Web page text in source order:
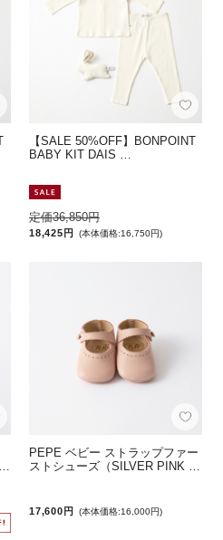
【SALE 50%OFF】BONPOINT
BABY KIT DAIS …
定価36,850円
18,425円 (本体価格:16,750円)
…
PEPE ベビー ストラップファー
ストシューズ（SILVER PINK …
17,600円 (本体価格:16,000円)